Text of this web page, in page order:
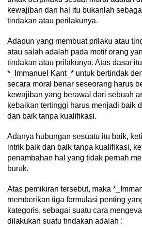
kewajiban dan hal itu bukanlah
tindakan atau perilakunya.
Adapun yang membuat prilaku atau
atau salah adalah pada motif orang
tindakan atau prilakunya. Atas dasar
*_Immanuel Kant_* untuk bertindak
secara moral benar seseorang harus
kewajiban yang berawal dari sebuah
kebaikan tertinggi harus menjadi baik
dan baik tanpa kualifikasi.
Adanya hubungan sesuatu itu baik,
intrik baik dan baik tanpa kualifikasi,
penambahan hal yang tidak pernah
buruk.
Atas pemikiran tersebut, maka
memberikan tiga formulasi penting
kategoris, sebagai suatu cara
dilakukan suatu tindakan adalah :